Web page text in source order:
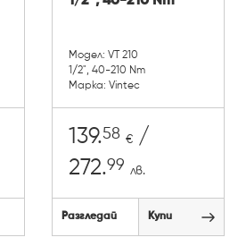
Модел: VT 210
1/2", 40-210 Nm
Марка: Vintec
139.58 € /
272.99 лв.
Разгледай Купи